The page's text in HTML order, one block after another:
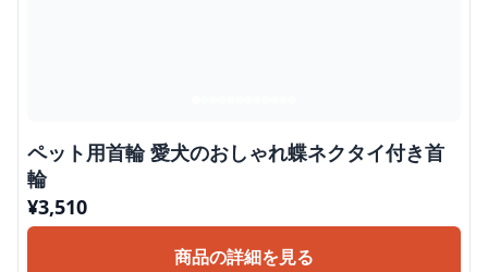
ペット用首輪 愛犬のおしゃれ蝶ネクタイ付き首
輪
¥3,510
商品の詳細を見る